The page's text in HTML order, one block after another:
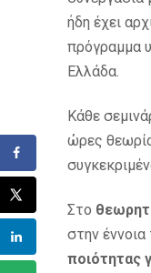
ήδη έχει
πρόγραμμα
Ελλάδα.
Κάθε
ώρες
Στο
στην έννοια
ποιότητας